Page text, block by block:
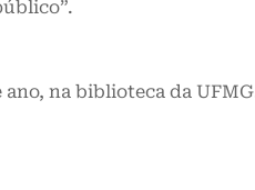
na biblioteca da